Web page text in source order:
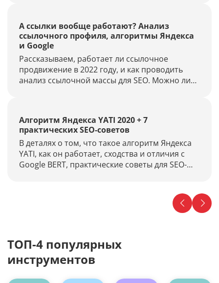
А ссылки вообще работают? Анализ
ссылочного профиля, алгоритмы Яндекса
и Google
Рассказываем, работает ли ссылочное
продвижение в 2022 году, и как проводить
анализ ссылочной массы для SEO. Можно ли
Алгоритм Яндекса YATI 2020 + 7
практических SEO-советов
В деталях о том, что такое алгоритм Яндекса
YATI, как он работает, сходства и отличия с
Google BERT, практические советы для SEO-
ТОП-4 популярных
инструментов